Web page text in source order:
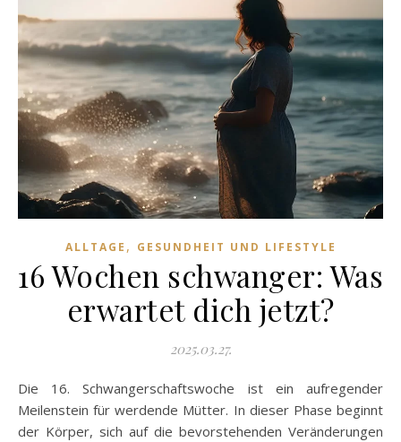
ALLTAGE , GESUNDHEIT UND LIFESTYLE
16 Wochen schwanger: Was
erwartet dich jetzt?
2025.03.27.
Die 16. Schwangerschaftswoche ist ein aufregender
Meilenstein für werdende Mütter. In dieser Phase beginnt
der Körper, sich auf die bevorstehenden Veränderungen